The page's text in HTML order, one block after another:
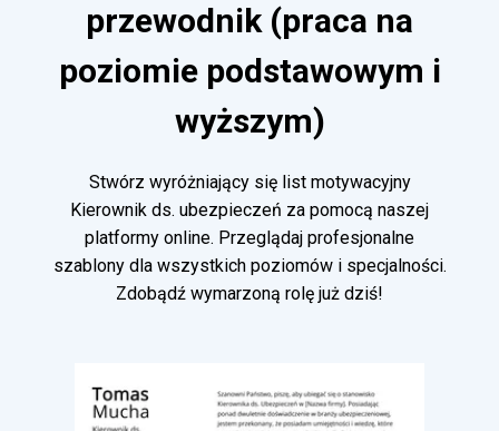
przewodnik (praca na
poziomie podstawowym i
wyższym)
Stwórz wyróżniający się list motywacyjny
Kierownik ds. ubezpieczeń za pomocą naszej
platformy online. Przeglądaj profesjonalne
szablony dla wszystkich poziomów i specjalności.
Zdobądź wymarzoną rolę już dziś!